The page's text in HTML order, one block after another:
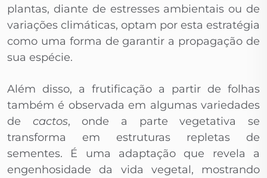
plantas, diante de estresses ambientais ou de
variações climáticas, optam por esta estratégia
como uma forma de garantir a propagação de
sua espécie.
Além disso, a frutificação a partir de folhas
também é observada em algumas variedades
de cactos, onde a parte vegetativa se
transforma em estruturas repletas de
sementes. É uma adaptação que revela a
engenhosidade da vida vegetal, mostrando